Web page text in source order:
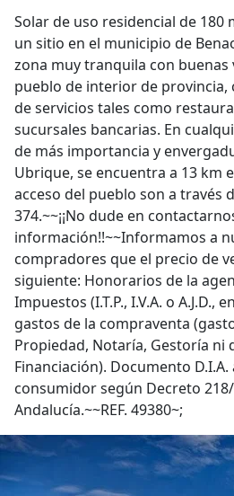
Solar de uso residencial de 180
un sitio en el municipio de
zona muy tranquila con buenas
pueblo de interior de
de servicios tales como
sucursales bancarias. En
de más importancia y
Ubrique, se encuentra a 13 km
acceso del pueblo son a través
374.~~¡¡No dude en
información!!~~Informamos a
compradores que el precio de
siguiente: Honorarios de la
Impuestos (I.T.P., I.V.A. o A.J.D.,
gastos de la compraventa
Propiedad, Notaría, Gestoría ni
Financiación). Documento
consumidor según Decreto
Andalucía.~~REF. 49380~;